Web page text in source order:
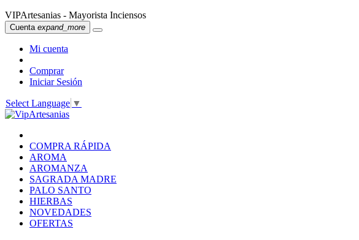
VIPArtesanias - Mayorista Inciensos
Cuenta expand_more
Mi cuenta
Comprar
Iniciar Sesión
Select Language ▼
COMPRA RÁPIDA
AROMA
AROMANZA
SAGRADA MADRE
PALO SANTO
HIERBAS
NOVEDADES
OFERTAS